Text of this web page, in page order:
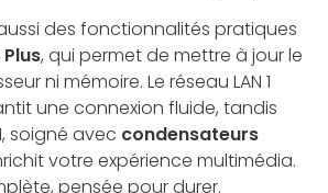
des fonctionnalités pratiques
, qui permet de mettre à jour le
ni mémoire. Le réseau LAN 1
une connexion fluide, tandis
soigné avec condensateurs
votre expérience multimédia.
pensée pour durer.